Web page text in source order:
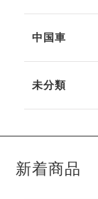
中国車
未分類
新着商品